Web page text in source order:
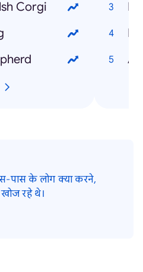
Corgi
के लोग क्या करने,
रहे थे।